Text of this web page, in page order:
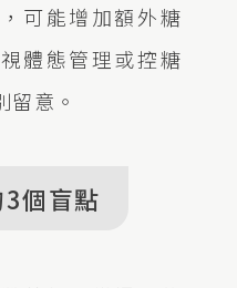
可能增加額外糖
體態管理或控糖
意。
個盲點